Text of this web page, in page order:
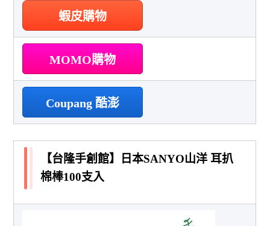
蝦皮購物
MOMO購物
Coupang 酷澎
【台隆手創館】日本SANYO山洋 耳扒
棉棒100支入